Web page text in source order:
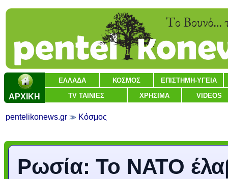
ΑΡΧΙΚΗ
ΕΛΛΑΔΑ ΚΟΣΜΟΣ ΕΠΙΣΤΗΜΗ-ΥΓΕΙΑ
TV ΤΑΙΝΙΕΣ ΧΡΗΣΙΜΑ VIDEOS
pentelikonews.gr Κόσμος
Ρωσία: Το ΝΑΤΟ